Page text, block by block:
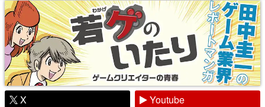
X
Youtube